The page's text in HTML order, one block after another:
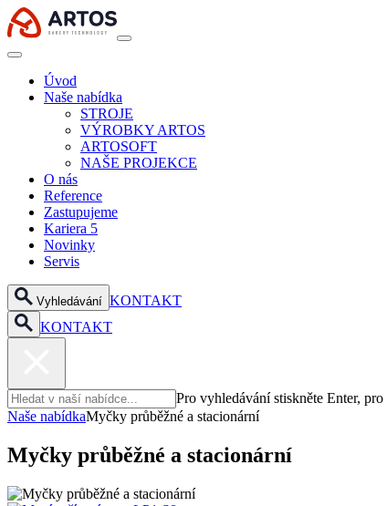
Úvod
Naše nabídka
STROJE
VÝROBKY ARTOS
ARTOSOFT
NAŠE PROJEKCE
O nás
Reference
Zastupujeme
Kariera 5
Novinky
Servis
Vyhledávání KONTAKT
KONTAKT
Pro vyhledávání stiskněte Enter,
Naše nabídkaMyčky průběžné a stacionární
Myčky průběžné a stacionární